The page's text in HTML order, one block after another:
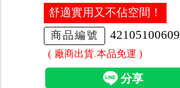
舒適實用又不佔空間！
商品編號 42105100609
( 廠商出貨.本品免運 )